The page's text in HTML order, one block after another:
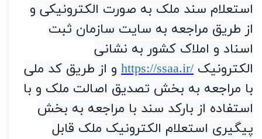
استعلام سند ملک به صورت الکترونیکی و
از طریق مراجعه به سایت سازمان ثبت
اسناد و املاک کشور به نشانی
الکترونیک https://ssaa.ir/ و از طریق کد ملی
با مراجعه به بخش تصدیق اصالت ملک و با
استفاده از بارکد سند با مراجعه به بخش
پیگیری استعلام الکترونیک ملک قابل